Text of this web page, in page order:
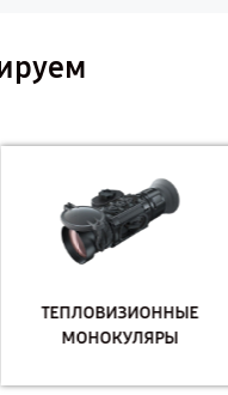
ТЕПЛОВИЗИОННЫЕ
МОНОКУЛЯРЫ